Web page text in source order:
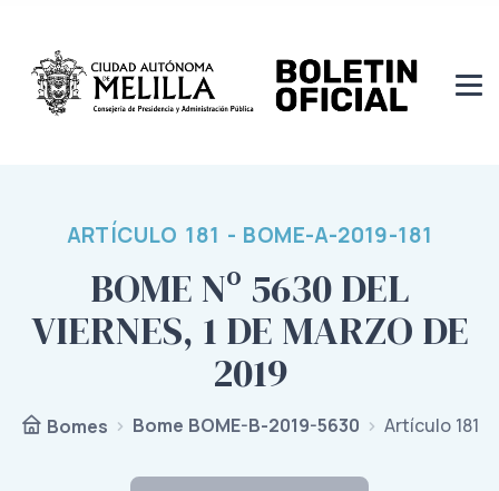
ARTÍCULO 181 - BOME-A-2019-181
BOME Nº 5630 DEL
VIERNES, 1 DE MARZO DE
2019
Bomes Bome BOME-B-2019-5630 Artículo 181